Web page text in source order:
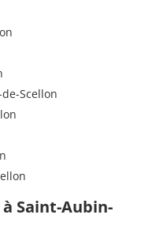
Scellon
Saint-Aubin-